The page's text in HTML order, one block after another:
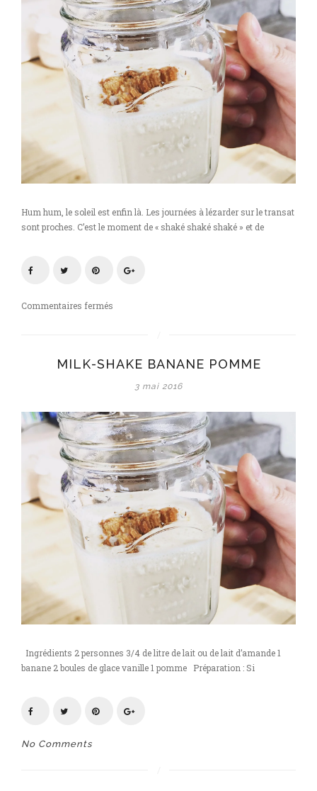
Hum hum, le soleil est enfin là. Les journées à lézarder sur le transat
sont proches. C’est le moment de « shaké shaké shaké » et de
Commentaires fermés
pomme
crumble
MILK-SHAKE BANANE POMME
3 mai 2016
Ingrédients 2 personnes 3/4 de litre de lait ou de lait d’amande 1
banane 2 boules de glace vanille 1 pomme Préparation : Si
No Comments